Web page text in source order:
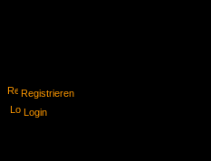
Registrieren
Login